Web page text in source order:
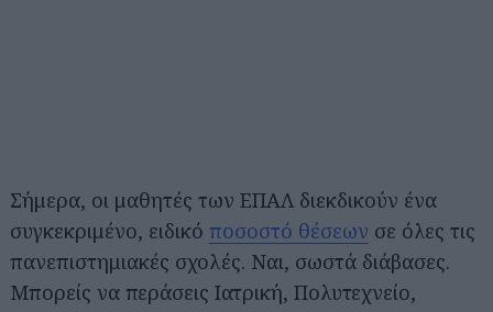
Σήμερα, οι μαθητές των ΕΠΑΛ διεκδικούν ένα
συγκεκριμένο, ειδικό ποσοστό θέσεων σε όλες τις
πανεπιστημιακές σχολές. Ναι, σωστά διάβασες.
Μπορείς να περάσεις Ιατρική, Πολυτεχνείο,